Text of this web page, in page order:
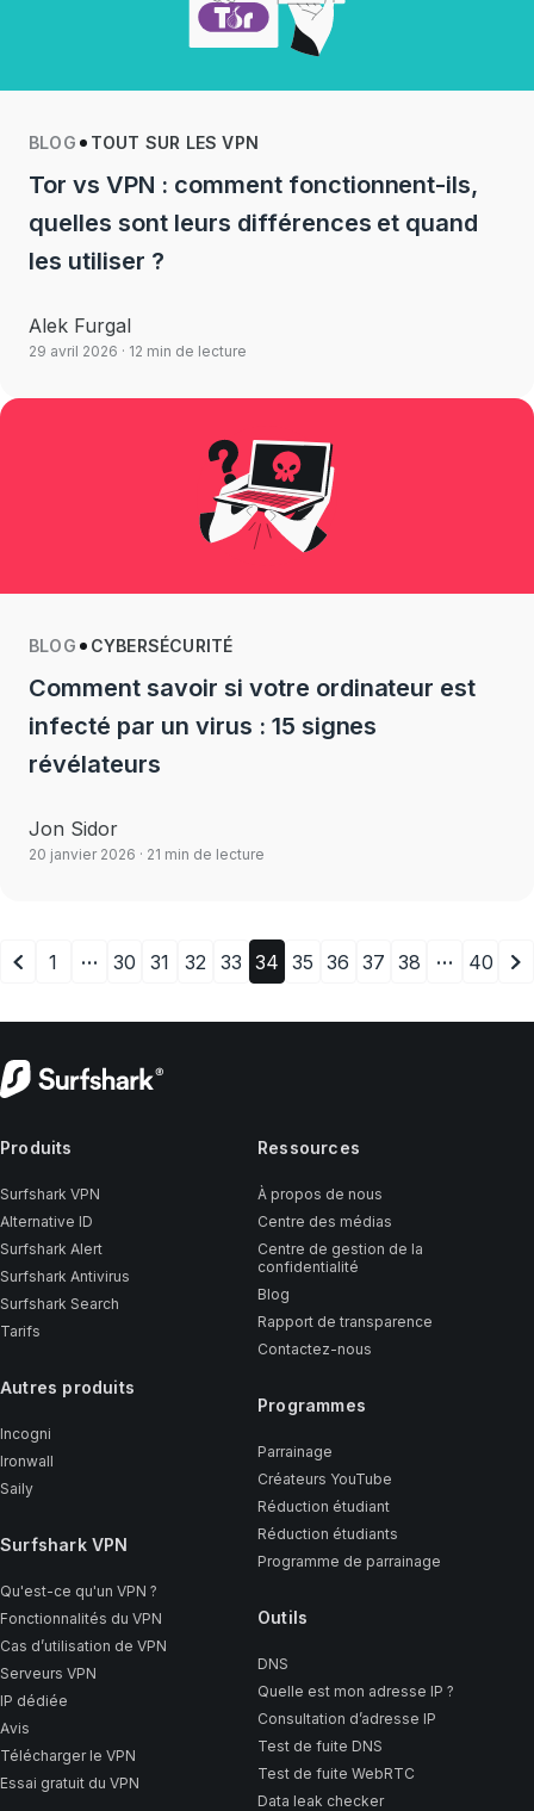
BLOG TOUT SUR LES VPN
Tor vs VPN : comment fonctionnent-ils,
quelles sont leurs différences et quand
les utiliser ?
Alek Furgal
29 avril 2026 · 12 min de lecture
BLOG CYBERSÉCURITÉ
Comment savoir si votre ordinateur est
infecté par un virus : 15 signes
révélateurs
Jon Sidor
20 janvier 2026 · 21 min de lecture
1 … 30 31 32 33 34 35 36 37 38 … 40
Produits
Surfshark VPN
Alternative ID
Surfshark Alert
Surfshark Antivirus
Surfshark Search
Tarifs
Autres produits
Incogni
Ironwall
Saily
Surfshark VPN
Qu'est-ce qu'un VPN ?
Fonctionnalités du VPN
Cas d’utilisation de VPN
Serveurs VPN
IP dédiée
Avis
Télécharger le VPN
Essai gratuit du VPN
Ressources
À propos de nous
Centre des médias
Centre de gestion de la
confidentialité
Blog
Rapport de transparence
Contactez-nous
Programmes
Parrainage
Créateurs YouTube
Réduction étudiant
Réduction étudiants
Programme de parrainage
Outils
DNS
Quelle est mon adresse IP ?
Consultation d’adresse IP
Test de fuite DNS
Test de fuite WebRTC
Data leak checker